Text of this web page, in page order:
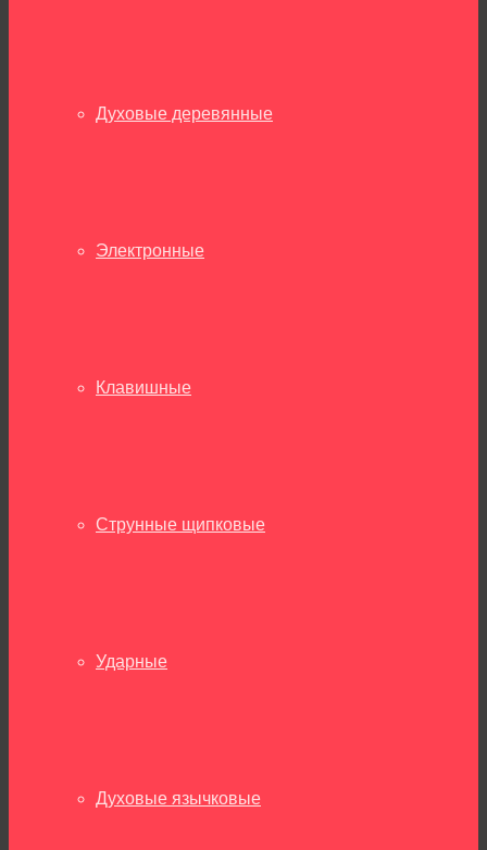
Духовые деревянные
Электронные
Клавишные
Струнные щипковые
Ударные
Духовые язычковые